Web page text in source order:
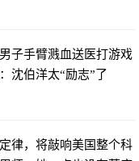
子手臂溅血送医打游戏
沈伯洋太“励志”了
律，将敲响美国整个科